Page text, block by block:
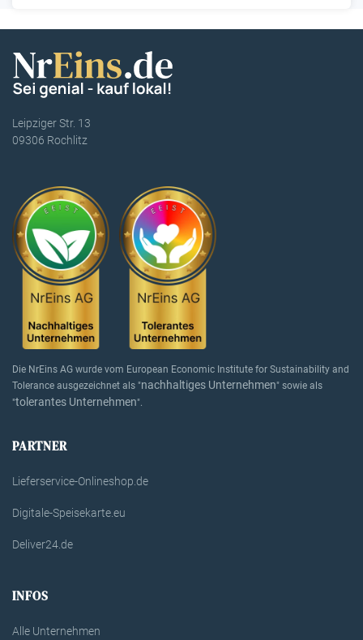
Leipziger Str. 13
09306 Rochlitz
Die NrEins AG wurde vom European Economic Institute for Sustainability and
Tolerance ausgezeichnet als "nachhaltiges Unternehmen" sowie als
"tolerantes Unternehmen".
PARTNER
Lieferservice-Onlineshop.de
Digitale-Speisekarte.eu
Deliver24.de
INFOS
Alle Unternehmen